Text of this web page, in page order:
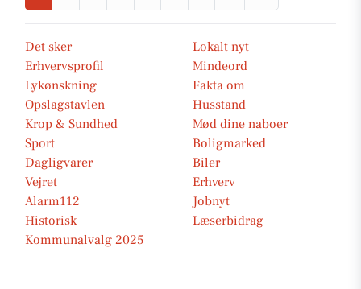
Det sker
Lokalt nyt
Erhvervsprofil
Mindeord
Lykønskning
Fakta om
Opslagstavlen
Husstand
Krop & Sundhed
Mød dine naboer
Sport
Boligmarked
Dagligvarer
Biler
Vejret
Erhverv
Alarm112
Jobnyt
Historisk
Læserbidrag
Kommunalvalg 2025